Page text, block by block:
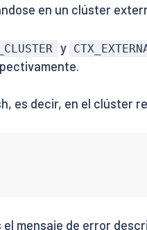
en un clúster
y
es decir, en el clúster
mensaje de error